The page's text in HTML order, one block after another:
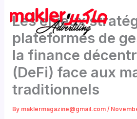
content
Les enjeux
plateformes de
la finance
(DeFi) face aux
traditionnels
By maklermagazine@gmail.com/